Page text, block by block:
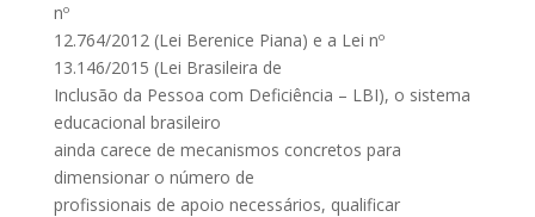
nº
12.764/2012 (Lei Berenice Piana) e a Lei nº
13.146/2015 (Lei Brasileira de
Inclusão da Pessoa com Deficiência – LBI), o sistema
educacional brasileiro
ainda carece de mecanismos concretos para
dimensionar o número de
profissionais de apoio necessários, qualificar